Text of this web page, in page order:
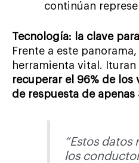
continúan
Tecnología: la clave
Frente a este
herramienta vital.
recuperar el 96% de
de respuesta de apenas
“Estos
los